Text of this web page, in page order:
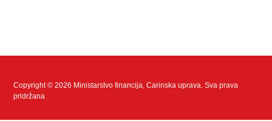
Copyright © 2026 Ministarstvo financija, Carinska uprava. Sva prava
pridržana